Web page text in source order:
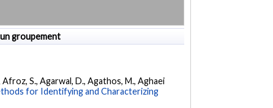
groupement
S., Agarwal, D., Agathos, M., Aghaei
for Identifying and Characterizing